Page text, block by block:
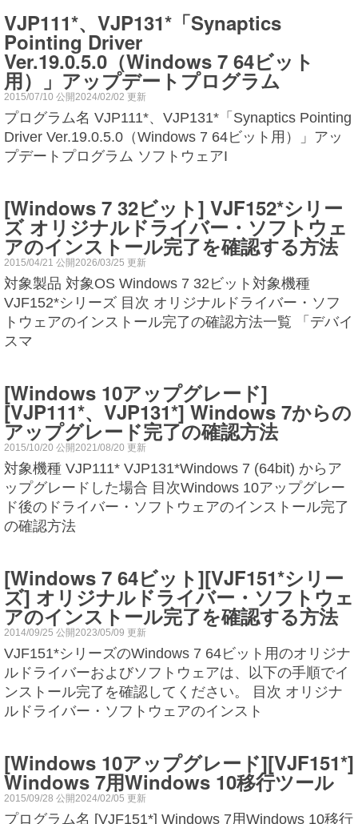
VJP111*、VJP131*「Synaptics
Pointing Driver
Ver.19.0.5.0（Windows 7 64ビット
用）」アップデートプログラム
2015/07/10 公開2024/02/02 更新
プログラム名 VJP111*、VJP131*「Synaptics Pointing
Driver Ver.19.0.5.0（Windows 7 64ビット用）」アッ
プデートプログラム ソフトウェアI
[Windows 7 32ビット] VJF152*シリー
ズ オリジナルドライバー・ソフトウェ
アのインストール完了を確認する方法
2015/04/21 公開2026/03/25 更新
対象製品 対象OS Windows 7 32ビット対象機種
VJF152*シリーズ 目次 オリジナルドライバー・ソフ
トウェアのインストール完了の確認方法一覧 「デバイ
スマ
[Windows 10アップグレード]
[VJP111*、VJP131*] Windows 7からの
アップグレード完了の確認方法
2015/10/20 公開2021/08/20 更新
対象機種 VJP111* VJP131*Windows 7 (64bit) からア
ップグレードした場合 目次Windows 10アップグレー
ド後のドライバー・ソフトウェアのインストール完了
の確認方法
[Windows 7 64ビット][VJF151*シリー
ズ] オリジナルドライバー・ソフトウェ
アのインストール完了を確認する方法
2014/09/25 公開2023/05/09 更新
VJF151*シリーズのWindows 7 64ビット用のオリジナ
ルドライバーおよびソフトウェアは、以下の手順でイ
ンストール完了を確認してください。 目次 オリジナ
ルドライバー・ソフトウェアのインスト
[Windows 10アップグレード][VJF151*]
Windows 7用Windows 10移行ツール
2015/09/28 公開2024/02/05 更新
プログラム名 [VJF151*] Windows 7用Windows 10移行